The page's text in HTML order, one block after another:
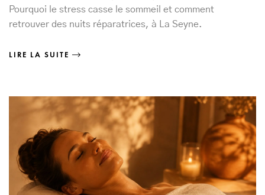
Pourquoi le stress casse le sommeil et comment
retrouver des nuits réparatrices, à La Seyne.
LIRE LA SUITE